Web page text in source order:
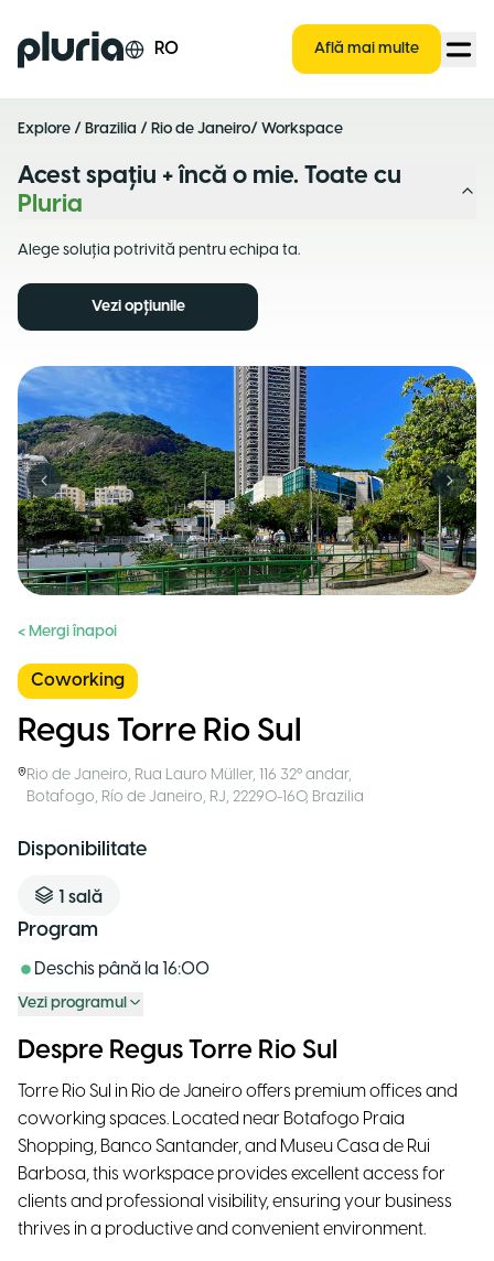
Logo Pluria RO Află mai multe
Explore / Brazilia / Rio de Janeiro/ Workspace
Acest spațiu + încă o mie. Toate cu
Pluria
Alege soluția potrivită pentru echipa ta.
Vezi opțiunile
Previous slide Next
< Mergi înapoi
Coworking
Regus Torre Rio Sul
Rio de Janeiro, Rua Lauro Müller, 116 32º andar,
Botafogo, Río de Janeiro, RJ, 22290-160, Brazilia
Disponibilitate
1 sală
Program
Deschis până la 16:00
Vezi programul
Despre Regus Torre Rio Sul
Torre Rio Sul in Rio de Janeiro offers premium offices and
coworking spaces. Located near Botafogo Praia
Shopping, Banco Santander, and Museu Casa de Rui
Barbosa, this workspace provides excellent access for
clients and professional visibility, ensuring your business
thrives in a productive and convenient environment.